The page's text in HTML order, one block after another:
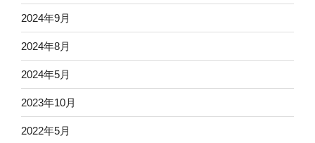
2024年9月
2024年8月
2024年5月
2023年10月
2022年5月